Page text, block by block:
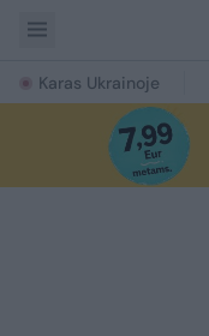
Karas Ukrainoje